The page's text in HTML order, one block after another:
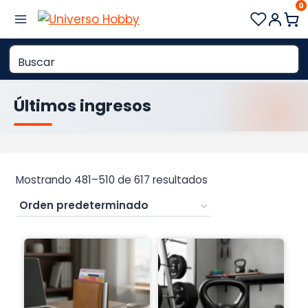
contenido
0
Últimos ingresos
Mostrando 481–510 de 617 resultados